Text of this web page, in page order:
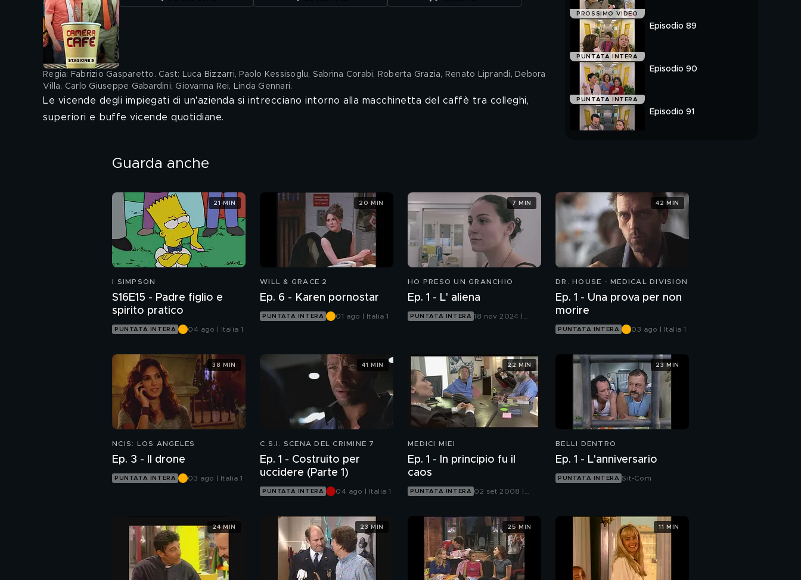
Regia: Fabrizio Gasparetto. Cast: Luca Bizzarri, Paolo Kessisoglu, Sabrina Corabi, Roberta Grazia, Renato Liprandi, Debora
Villa, Carlo Giuseppe Gabardini, Giovanna Rei, Linda Gennari.
Le vicende degli impiegati di un'azienda si intrecciano intorno alla macchinetta del caffè tra colleghi,
superiori e buffe vicende quotidiane.
PROSSIMO VIDEO
PUNTATA INTERA
Episodio 89
PUNTATA INTERA
Episodio 90
Episodio 91
Guarda anche
I SIMPSON
S16E15 - Padre figlio e
spirito pratico
PUNTATA INTERA 04 ago | Italia 1
21 MIN
WILL & GRACE 2
Ep. 6 - Karen pornostar
PUNTATA INTERA 01 ago | Italia 1
20 MIN
HO PRESO UN GRANCHIO
Ep. 1 - L' aliena
PUNTATA INTERA 18 nov 2024 |
7 MIN
DR. HOUSE - MEDICAL DIVISION
Ep. 1 - Una prova per non
morire
PUNTATA INTERA 03 ago | Italia 1
42 MIN
NCIS: LOS ANGELES
Ep. 3 - Il drone
PUNTATA INTERA 03 ago | Italia 1
38 MIN
C.S.I. SCENA DEL CRIMINE 7
Ep. 1 - Costruito per
uccidere (Parte 1)
PUNTATA INTERA 04 ago | Italia 1
41 MIN
MEDICI MIEI
Ep. 1 - In principio fu il
caos
PUNTATA INTERA 02 set 2008 |
22 MIN
BELLI DENTRO
Ep. 1 - L'anniversario
PUNTATA INTERA Sit-Com
23 MIN
24 MIN 23 MIN 25 MIN 11 MIN